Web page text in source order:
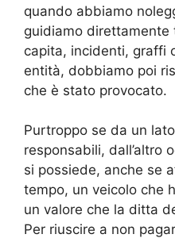
quando abbiamo
guidiamo direttamente
capita, incidenti, graffi
entità, dobbiamo poi
che è stato provocato.
Purtroppo se da un
responsabili, dall’altro
si possiede, anche se
tempo, un veicolo che
un valore che la ditta
Per riuscire a non